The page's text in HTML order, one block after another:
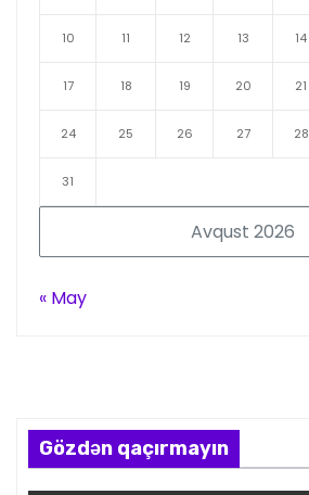
Avqust 2026
10 11 12 13 14
17 18 19 20 21
24 25 26 27 28
31
« May
Gözdən qaçırmayın